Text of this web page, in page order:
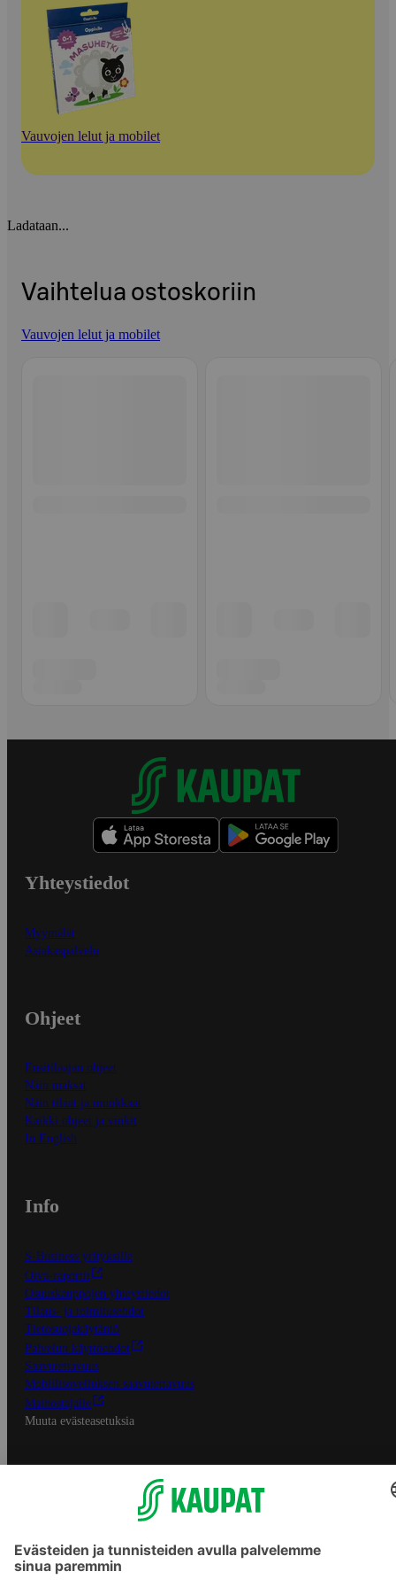
Vauvojen lelut ja mobilet
Ladataan...
Vaihtelua ostoskoriin
Vauvojen lelut ja mobilet
Yhteystiedot
Myymälät
Asiakaspalvelu
Ohjeet
Ensitilaajan ohjeet
Näin maksat
Näin tilaat ja muokkaat
Kaikki ohjeet ja vinkit
In English
Info
S-Business yrityksille
Oiva-raportit
Osuuskauppojen yhteystiedot
Tilaus- ja toimitusehdot
Tietosuojakäytäntö
Palvelun käyttöehdot
Saavutettavuus
Mobiilisovelluksen saavutettavuus
Mainostajalle
Muuta evästeasetuksia
S-ryhmän palvelut
Asiakasomistajuus
Yhteishyvä Ruoka -sovellus